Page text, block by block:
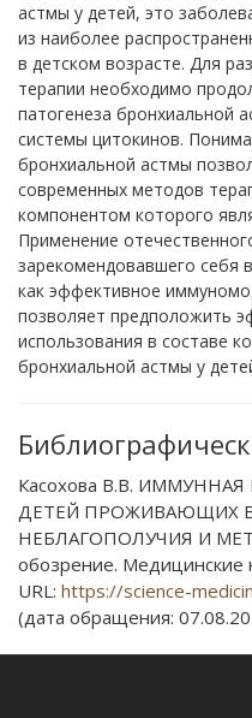
астмы у детей, это
из наиболее
в детском возрасте. Для
терапии необходимо
патогенеза бронхиальной
системы цитокинов.
бронхиальной астмы
современных методов
компонентом которого
Применение
зарекомендовавшего себя
как эффективное
позволяет предположить
использования в составе
бронхиальной астмы у
Касохова В.В.
ДЕТЕЙ ПРОЖИВАЮЩИХ
НЕБЛАГОПОЛУЧИЯ И
обозрение. Медицинские
URL: https://science-
(дата обращения: